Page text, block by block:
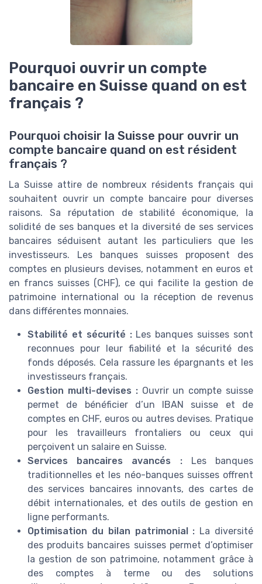
Pourquoi ouvrir un compte
bancaire en Suisse quand on est
français ?
Pourquoi choisir la Suisse pour ouvrir un
compte bancaire quand on est résident
français ?
La Suisse attire de nombreux résidents français qui
souhaitent ouvrir un compte bancaire pour diverses
raisons. Sa réputation de stabilité économique, la
solidité de ses banques et la diversité de ses services
bancaires séduisent autant les particuliers que les
investisseurs. Les banques suisses proposent des
comptes en plusieurs devises, notamment en euros et
en francs suisses (CHF), ce qui facilite la gestion de
patrimoine international ou la réception de revenus
dans différentes monnaies.
Stabilité et sécurité :Les banques suisses sont
reconnues pour leur fiabilité et la sécurité des
fonds déposés. Cela rassure les épargnants et les
investisseurs français.
Gestion multi-devises :Ouvrir un compte suisse
permet de bénéficier d’un IBAN suisse et de
comptes en CHF, euros ou autres devises. Pratique
pour les travailleurs frontaliers ou ceux qui
perçoivent un salaire en Suisse.
Services bancaires avancés :Les banques
traditionnelles et les néo-banques suisses offrent
des services bancaires innovants, des cartes de
débit internationales, et des outils de gestion en
ligne performants.
Optimisation du bilan patrimonial : La diversité
des produits bancaires suisses permet d’optimiser
la gestion de son patrimoine, notamment grâce à
des comptes à terme ou des solutions